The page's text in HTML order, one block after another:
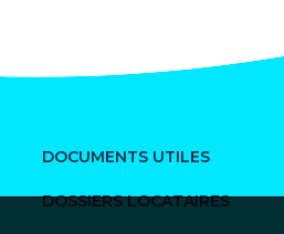
DOCUMENTS UTILES
DOSSIERS LOCATAIRES